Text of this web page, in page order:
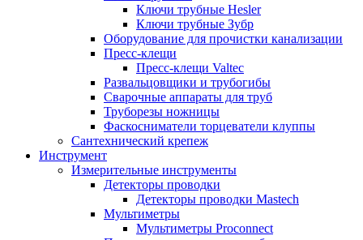
Ключи трубные Hesler
Ключи трубные Зубр
Оборудование для прочистки канализации
Пресс-клещи
Пресс-клещи Valtec
Развальцовщики и трубогибы
Сварочные аппараты для труб
Труборезы ножницы
Фаскосниматели торцеватели клуппы
Сантехнический крепеж
Инструмент
Измерительные инструменты
Детекторы проводки
Детекторы проводки Mastech
Мультиметры
Мультиметры Proconnect